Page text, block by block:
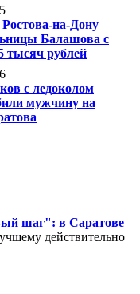
на-Дону
Балашова с
тысяч рублей
с ледоколом
мужчину на
шаг": в Саратове
действительно